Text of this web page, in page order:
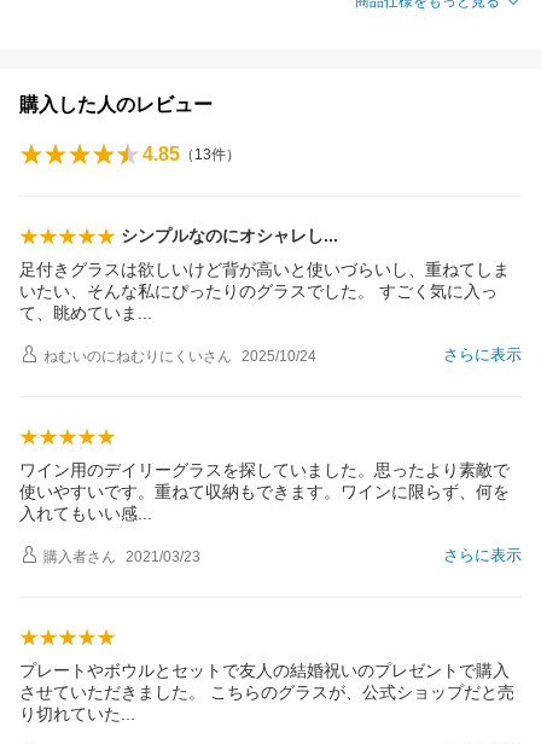
購入した人のレビュー
4.85 （ 13件）
シンプルなのにオシャレ し
足付きグラスは欲しいけど背が高いと使いづらいし、重ねてしま
いたい、そんな私にぴったりのグラスでした。 すごく気に入っ
て、眺めていま
さらに表示
ねむいのにねむりにくいさん 2025/10/24
ワイン用のデイリーグラスを探していました。思ったより素敵で
使いやすいです。重ねて収納もできます。ワインに限らず、何を
入れてもいい感
さらに表示
購入者さん 2021/03/23
プレートやボウルとセットで友人の結婚祝いのプレゼントで購入
させていただきました。 こちらのグラスが、公式ショップだと売
り切れていた